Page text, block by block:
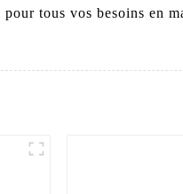
tous vos besoins en